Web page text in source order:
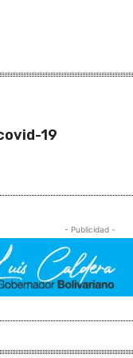
19
- Publicidad -